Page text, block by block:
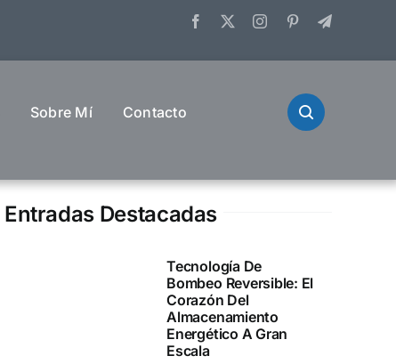
Sobre Mí Contacto
Entradas Destacadas
Tecnología De
Bombeo Reversible: El
Corazón Del
Almacenamiento
Energético A Gran
Escala